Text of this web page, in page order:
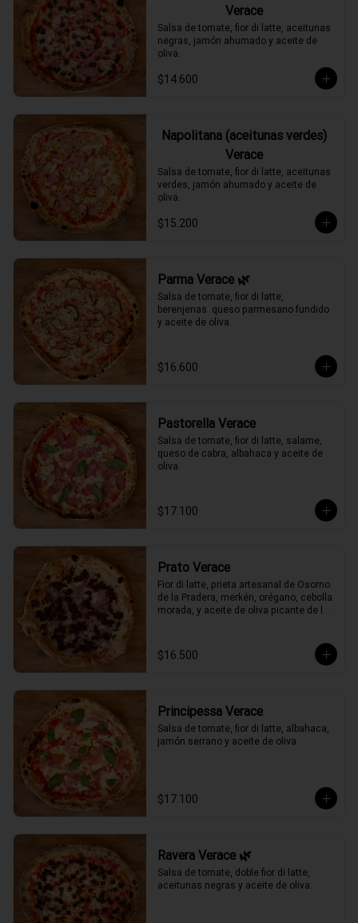
Verace
Salsa de tomate, fior di latte, aceitunas
negras, jamón ahumado y aceite de
oliva.
$14.600
Napolitana (aceitunas verdes)
Verace
Salsa de tomate, fior di latte, aceitunas
verdes, jamón ahumado y aceite de
oliva.
$15.200
Parma Verace 🌿
Salsa de tomate, fior di latte,
berenjenas  queso parmesano fundido
y aceite de oliva.
$16.600
Pastorella Verace
Salsa de tomate, fior di latte, salame,
queso de cabra, albahaca y aceite de
oliva.
$17.100
Prato Verace
Fior di latte, prieta artesanal de Osorno
de la Pradera, merkén, orégano, cebolla
morada, y aceite de oliva picante de la
$16.500
Principessa Verace
Salsa de tomate, fior di latte, albahaca,
jamón serrano y aceite de oliva.
$17.100
Ravera Verace 🌿
Salsa de tomate, doble fior di latte,
aceitunas negras y aceite de oliva.